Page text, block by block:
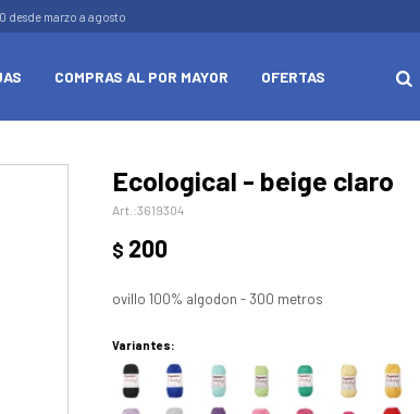
COMPRAS AL POR MAYOR OFERTAS
desde marzo a agosto
Ecological - beige claro
3619304
$ 200
ovillo 100% algodon - 300 metros
Variantes: